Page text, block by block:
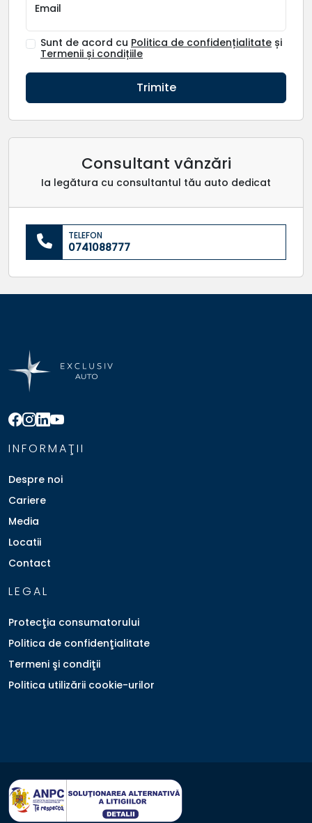
Email
Sunt de acord cu Politica de confidențialitate și
Termenii și condițiile
Trimite
Consultant vânzări
Ia legătura cu consultantul tău auto dedicat
TELEFON
0741088777
INFORMAŢII
Despre noi
Cariere
Media
Locatii
Contact
LEGAL
Protecţia consumatorului
Politica de confidenţialitate
Termeni şi condiţii
Politica utilizării cookie-urilor